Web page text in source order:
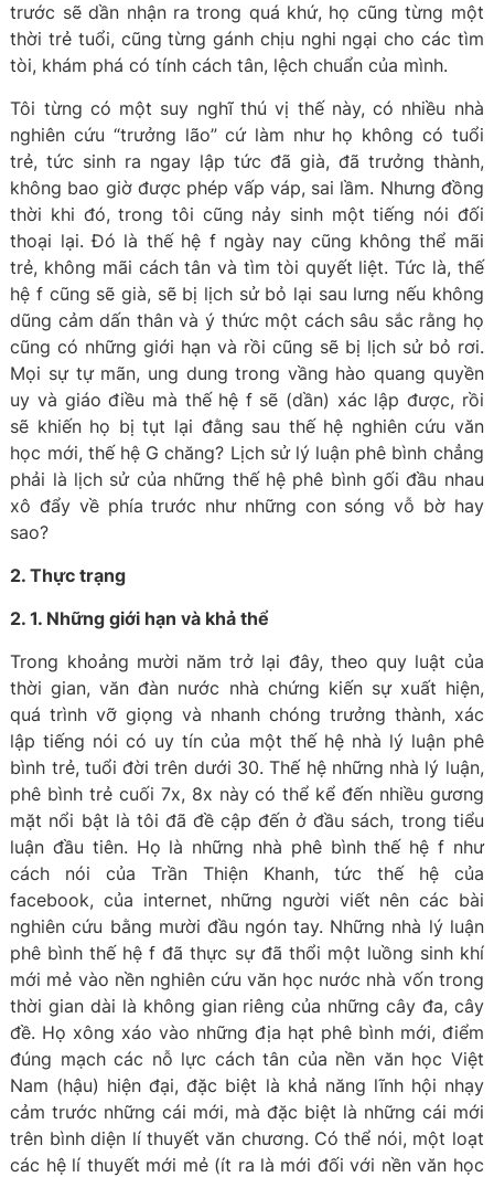
trước sẽ dần nhận ra trong quá khứ, họ cũng từng một
thời trẻ tuổi, cũng từng gánh chịu nghi ngại cho các tìm
tòi, khám phá có tính cách tân, lệch chuẩn của mình.
Tôi từng có một suy nghĩ thú vị thế này, có nhiều nhà
nghiên cứu “trưởng lão” cứ làm như họ không có tuổi
trẻ, tức sinh ra ngay lập tức đã già, đã trưởng thành,
không bao giờ được phép vấp váp, sai lầm. Nhưng đồng
thời khi đó, trong tôi cũng nảy sinh một tiếng nói đối
thoại lại. Đó là thế hệ f ngày nay cũng không thể mãi
trẻ, không mãi cách tân và tìm tòi quyết liệt. Tức là, thế
hệ f cũng sẽ già, sẽ bị lịch sử bỏ lại sau lưng nếu không
dũng cảm dấn thân và ý thức một cách sâu sắc rằng họ
cũng có những giới hạn và rồi cũng sẽ bị lịch sử bỏ rơi.
Mọi sự tự mãn, ung dung trong vầng hào quang quyền
uy và giáo điều mà thế hệ f sẽ (dần) xác lập được, rồi
sẽ khiến họ bị tụt lại đằng sau thế hệ nghiên cứu văn
học mới, thế hệ G chăng? Lịch sử lý luận phê bình chẳng
phải là lịch sử của những thế hệ phê bình gối đầu nhau
xô đẩy về phía trước như những con sóng vỗ bờ hay
sao?
2. Thực trạng
2. 1. Những giới hạn và khả thể
Trong khoảng mười năm trở lại đây, theo quy luật của
thời gian, văn đàn nước nhà chứng kiến sự xuất hiện,
quá trình vỡ giọng và nhanh chóng trưởng thành, xác
lập tiếng nói có uy tín của một thế hệ nhà lý luận phê
bình trẻ, tuổi đời trên dưới 30. Thế hệ những nhà lý luận,
phê bình trẻ cuối 7x, 8x này có thể kể đến nhiều gương
mặt nổi bật là tôi đã đề cập đến ở đầu sách, trong tiểu
luận đầu tiên. Họ là những nhà phê bình thế hệ f như
cách nói của Trần Thiện Khanh, tức thế hệ của
facebook, của internet, những người viết nên các bài
nghiên cứu bằng mười đầu ngón tay. Những nhà lý luận
phê bình thế hệ f đã thực sự đã thổi một luồng sinh khí
mới mẻ vào nền nghiên cứu văn học nước nhà vốn trong
thời gian dài là không gian riêng của những cây đa, cây
đề. Họ xông xáo vào những địa hạt phê bình mới, điểm
đúng mạch các nỗ lực cách tân của nền văn học Việt
Nam (hậu) hiện đại, đặc biệt là khả năng lĩnh hội nhạy
cảm trước những cái mới, mà đặc biệt là những cái mới
trên bình diện lí thuyết văn chương. Có thể nói, một loạt
các hệ lí thuyết mới mẻ (ít ra là mới đối với nền văn học